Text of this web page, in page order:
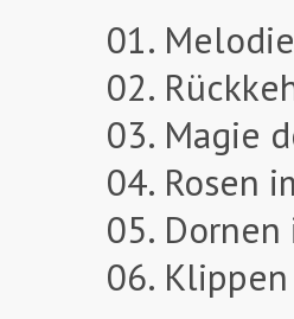
01.
02.
03. Magie
04. Rosen
05.
06.